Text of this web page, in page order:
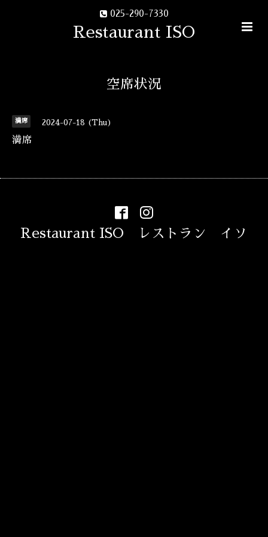
025-290-7330
Restaurant ISO
空席状況
満席 2024-07-18 (Thu)
満席
Restaurant ISO レストラン イソ